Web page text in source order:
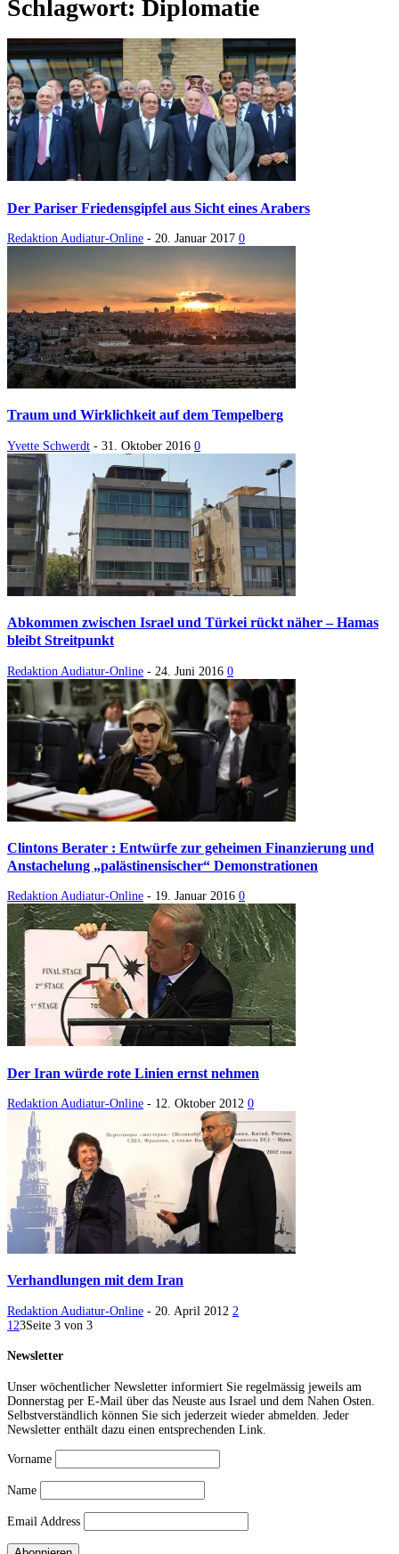
Schlagwort: Diplomatie
Der Pariser Friedensgipfel aus Sicht eines Arabers
Redaktion Audiatur-Online - 20. Januar 2017 0
Traum und Wirklichkeit auf dem Tempelberg
Yvette Schwerdt - 31. Oktober 2016 0
Abkommen zwischen Israel und Türkei rückt näher – Hamas
bleibt Streitpunkt
Redaktion Audiatur-Online - 24. Juni 2016 0
Clintons Berater : Entwürfe zur geheimen Finanzierung und
Anstachelung „palästinensischer“ Demonstrationen
Redaktion Audiatur-Online - 19. Januar 2016 0
Der Iran würde rote Linien ernst nehmen
Redaktion Audiatur-Online - 12. Oktober 2012 0
Verhandlungen mit dem Iran
Redaktion Audiatur-Online - 20. April 2012 2
1 23Seite 3 von 3
Newsletter
Unser wöchentlicher Newsletter informiert Sie regelmässig jeweils am
Donnerstag per E-Mail über das Neuste aus Israel und dem Nahen Osten.
Selbstverständlich können Sie sich jederzeit wieder abmelden. Jeder
Newsletter enthält dazu einen entsprechenden Link.
Vorname
Name
Email Address